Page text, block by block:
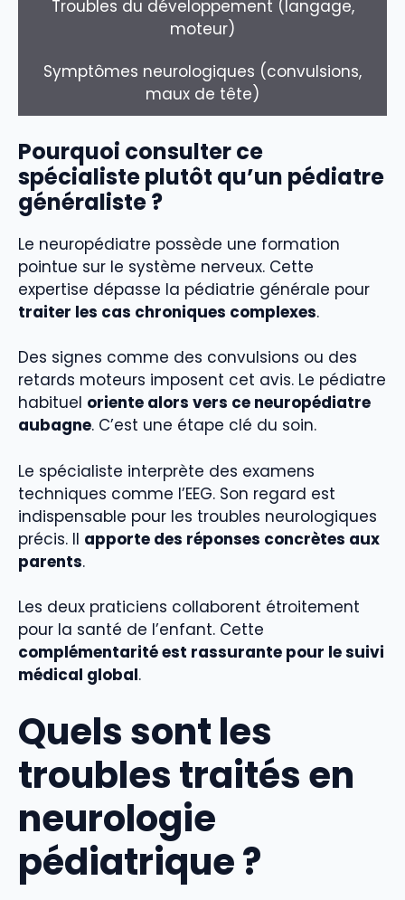
Troubles du développement (langage,
moteur)
Symptômes neurologiques (convulsions,
maux de tête)
Pourquoi consulter ce
spécialiste plutôt qu’un pédiatre
généraliste ?
Le neuropédiatre possède une formation
pointue sur le système nerveux. Cette
expertise dépasse la pédiatrie générale pour
traiter les cas chroniques complexes.
Des signes comme des convulsions ou des
retards moteurs imposent cet avis. Le pédiatre
habituel oriente alors vers ce neuropédiatre
aubagne. C’est une étape clé du soin.
Le spécialiste interprète des examens
techniques comme l’EEG. Son regard est
indispensable pour les troubles neurologiques
précis. Il apporte des réponses concrètes aux
parents.
Les deux praticiens collaborent étroitement
pour la santé de l’enfant. Cette
complémentarité est rassurante pour le suivi
médical global.
Quels sont les
troubles traités en
neurologie
pédiatrique ?